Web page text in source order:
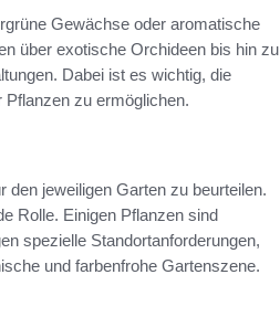
Gewächse oder aromatische
über exotische Orchideen bis hin zu
Dabei ist es wichtig, die
Pflanzen zu ermöglichen.
den jeweiligen Garten zu beurteilen.
Rolle. Einigen Pflanzen sind
spezielle Standortanforderungen,
und farbenfrohe Gartenszene.